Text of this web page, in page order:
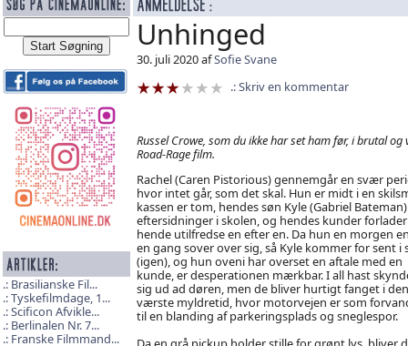
Brasilianske Fil...
Tyskefilmdage, 1...
Scificon Afvikle...
Berlinalen Nr. 7...
Franske Filmmand...
Unhinged
30. juli 2020 afSofie Svane
Skriv en kommentar
Russel Crowe, som du ikke har set ham før, i brutal og
Road-Rage film.
Rachel (Caren Pistorious) gennemgår en svær
hvor intet går, som det skal. Hun er midt i en
kassen er tom, hendes søn Kyle (Gabriel
eftersidninger i skolen, og hendes kunder forlader
hende utilfredse en efter en. Da hun en morgen
en gang sover over sig, så Kyle kommer for sent i
(igen), og hun oveni har overset en aftale med en
kunde, er desperationen mærkbar. I all hast
sig ud ad døren, men de bliver hurtigt fanget i den
værste myldretid, hvor motorvejen er som
til en blanding af parkeringsplads og sneglespor.